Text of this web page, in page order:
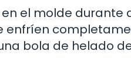
el molde durante
enfríen
bola de helado